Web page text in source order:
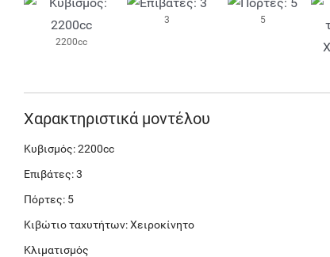
2200cc
3 5
Χαρακτηριστικά μοντέλου
Κυβισμός: 2200cc
Επιβάτες: 3
Πόρτες: 5
Κιβώτιο ταχυτήτων: Χειροκίνητο
Κλιματισμός